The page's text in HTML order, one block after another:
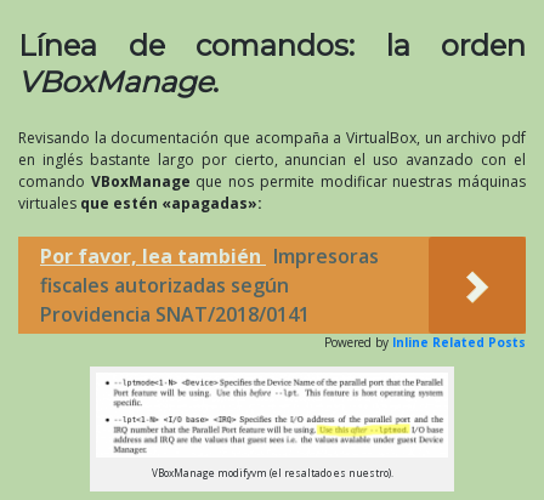
Línea de comandos: la orden
VBoxManage.
Revisando la documentación que acompaña a VirtualBox, un archivo pdf
en inglés bastante largo por cierto, anuncian el uso avanzado con el
comando VBoxManage que nos permite modificar nuestras máquinas
virtuales que estén «apagadas»:
Por favor, lea también Impresoras
fiscales autorizadas según
Providencia SNAT/2018/0141
Powered by Inline Related Posts
VBoxManage modifyvm (el resaltado es nuestro).